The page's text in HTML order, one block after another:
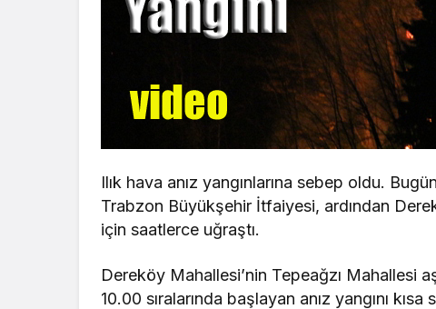
Ilık hava anız yangınlarına sebep oldu.
Trabzon Büyükşehir İtfaiyesi, ardından
için saatlerce uğraştı.
Dereköy Mahallesi’nin Tepeağzı Mahallesi
10.00 sıralarında başlayan anız yangını